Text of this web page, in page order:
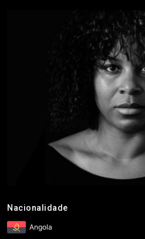
Nacionalidade
Angola